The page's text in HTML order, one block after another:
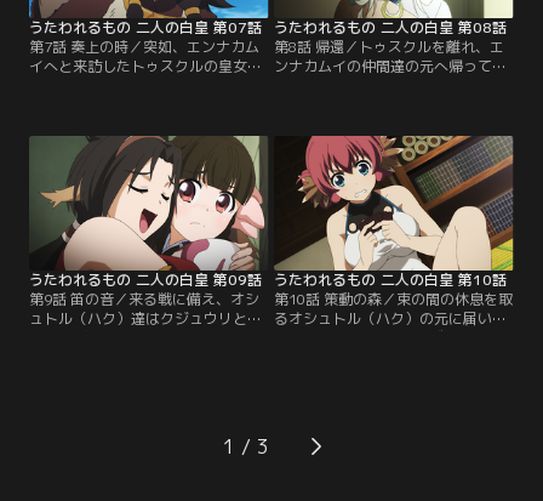
うたわれるもの 二人の白皇 第07話
第7話 奏上の時／突如、エンナカム
イへと来訪したトゥスクルの皇女。
スクル皇女の身勝手な言い分に憤激
し、果敢にも挑みかかるアンジュで
あったが、一方的に打ちのめされて
しまう。己の無力さに涙するアンジ
ュを奮い立たせたのは、ある男の言
葉だった。【提供：バンダイチャン
ネル】
うたわれるもの 二人の白皇 第08話
第8話 帰還／トゥスクルを離れ、エ
ンナカムイの仲間達の元へ帰ってき
主賓のクオンはどこか落ち着かない
様子を見せる。心当たりのあるアト
ゥイは、半ば無理矢理に彼女を連れ
出し……。【提供：バンダイチャン
うたわれるもの 二人の白皇 第09話
第9話 笛の音／来る戦に備え、オシ
ュトル（ハク）達はクジュウリと同
が、これに異を唱えたのは長女シス
であった。困惑するオシュトル（ハ
うたわれるもの 二人の白皇 第10話
第10話 策動の森／束の間の休息を取
るオシュトル（ハク）の元に届いた
一通の文----それは、イズルハを治
の父ゲンホウの元を訪ねることにな
る。久しぶりに帰郷することになっ
1